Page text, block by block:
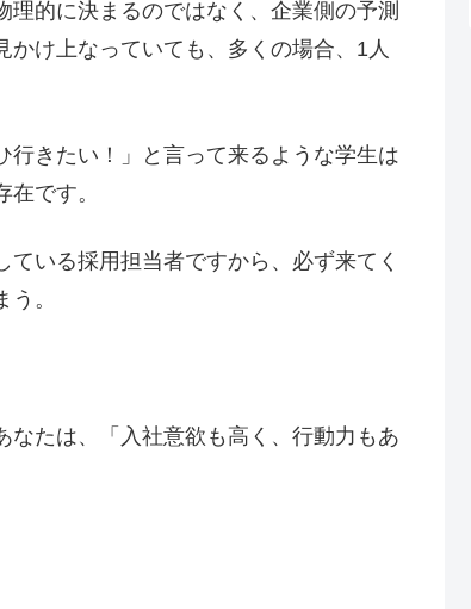
理的に決まるのではなく、企業側の予測
け上なっていても、多くの場合、1人
行きたい！」と言って来るような学生は
です。
いる採用担当者ですから、必ず来てく
。
たは、「入社意欲も高く、行動力もあ